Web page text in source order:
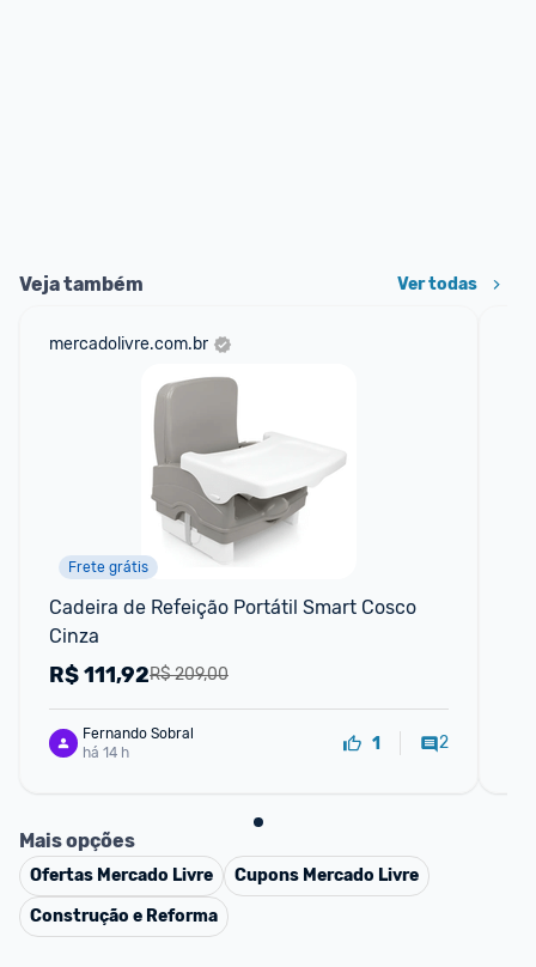
Veja também Ver todas
mercadolivre.com.br
Frete grátis
Cadeira de Refeição Portátil Smart Cosco
Cinza
R$ 209,00
R$111,92
Fernando Sobral
há 14 h
1 2
Mais opções
Ofertas Mercado Livre Cupons Mercado Livre
Construção e Reforma